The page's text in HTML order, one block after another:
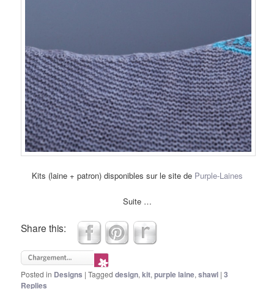
Kits (laine + patron) disponibles sur le site de Purple-Laines
Suite …
Share this:
Posted in Designs |Tagged design,kit,purple laine,shawl |3
Replies